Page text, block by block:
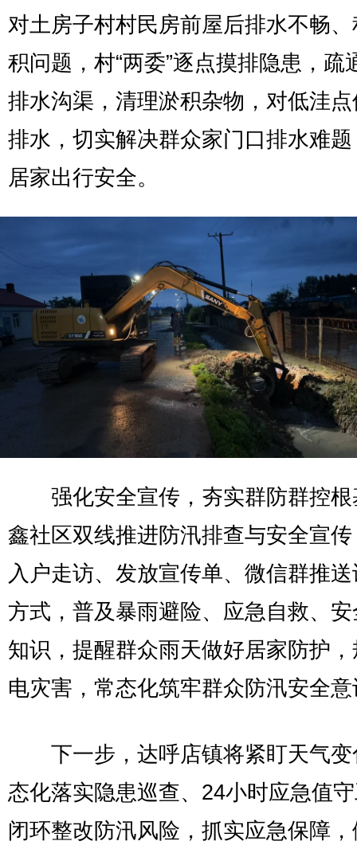
对土房子村村民房前屋后排水不畅
积问题，村“两委”逐点摸排隐患，疏
排水沟渠，清理淤积杂物，对低洼
排水，切实解决群众家门口排水难
居家出行安全。
强化安全宣传，夯实群防群控根
鑫社区双线推进防汛排查与安全宣
入户走访、发放宣传单、微信群推
方式，普及暴雨避险、应急自救、
知识，提醒群众雨天做好居家防护
电灾害，常态化筑牢群众防汛安全
下一步，达呼店镇将紧盯天气变
态化落实隐患巡查、24小时应急值
闭环整改防汛风险，抓实应急保障